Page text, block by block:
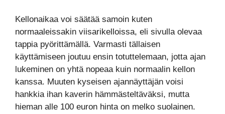
Kellonaikaa voi säätää samoin kuten
normaaleissakin viisarikelloissa, eli sivulla olevaa
tappia pyörittämällä. Varmasti tällaisen
käyttämiseen joutuu ensin totuttelemaan, jotta ajan
lukeminen on yhtä nopeaa kuin normaalin kellon
kanssa. Muuten kyseisen ajannäyttäjän voisi
hankkia ihan kaverin hämmästeltäväksi, mutta
hieman alle 100 euron hinta on melko suolainen.